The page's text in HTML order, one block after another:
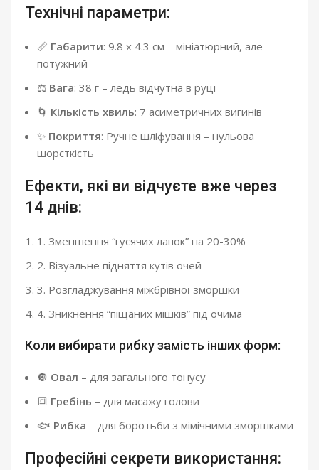
Технічні параметри:
📏 Габарити: 9.8 x 4.3 см – мініатюрний, але
потужний
⚖️ Вага: 38 г – ледь відчутна в руці
🌀 Кількість хвиль: 7 асиметричних вигинів
✨ Покриття: Ручне шліфування – нульова
шорсткість
Ефекти, які ви відчуєте вже через
14 днів:
1. Зменшення “гусячих лапок” на 20-30%
2. Візуальне підняття кутів очей
3. Розгладжування міжбрівної зморшки
4. Зникнення “піщаних мішків” під очима
Коли вибирати рибку замість інших форм:
🔘 Овал – для загального тонусу
🔳 Гребінь – для масажу голови
🐟 Рибка – для боротьби з мімічними зморшками
Професійні секрети використання: